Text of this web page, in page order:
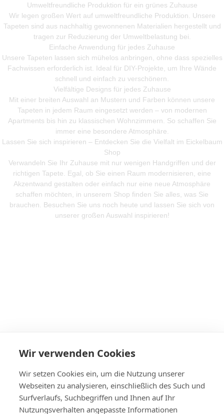
Wir verwenden Cookies
Wir setzen Cookies ein, um die Nutzung unserer
Webseiten zu analysieren, einschließlich des Such und
Surfverlaufs, Suchbegriffen und Ihnen auf Ihr
Nutzungsverhalten angepasste Informationen
Umweltfreundliche Produktion für ein grünes Zuhause
Wir legen großen Wert auf umweltfreundliche Produktion. Unsere
Tapeten sind aus nachhaltig gewonnenen Materialien hergestellt und
tragen zur Reduzierung der Umweltbelastung bei.
Einfache Anwendung für jedes Zuhause
Unsere Tapeten lassen sich mühelos anbringen, ohne dass spezielles
Fachwissen erforderlich ist. Ideal für DIY-Projekte, um Ihre Wände
schnell und einfach zu verschönern.
Vielfältige Designs für jedes Zuhause
Mit einer breiten Auswahl an Mustern und Farben können unsere
Tapeten in jedem Raum eingesetzt werden – von modernen
Apartments bis hin zu klassischen Wohnzimmern. So schaffen Sie
immer eine besondere Atmosphäre.
Lassen Sie sich inspirieren – Entdecken Sie die Vielfalt im Eickelbaum
Shop
Verwandeln Sie Ihr Zuhause mit nur wenigen Handgriffen und der
richtigen Tapete. Egal, ob Sie einen Raum modernisieren, eine
Akzentwand gestalten oder einfach nur eine neue Atmosphäre
schaffen möchten, in unserem Shop finden Sie alles, was Sie
brauchen. Besuchen Sie uns noch heute und lassen Sie sich von
unserer großen Auswahl inspirieren!